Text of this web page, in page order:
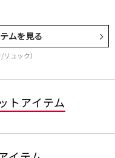
ムを見る
ュック）
トアイテム